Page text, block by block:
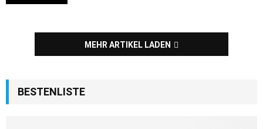
MEHR ARTIKEL LADEN
BESTENLISTE